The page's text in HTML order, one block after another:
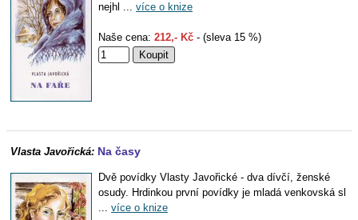
nejhl ... více o knize
Naše cena: 212,- Kč - (sleva 15 %)
Vlasta Javořická: Na časy
Dvě povídky Vlasty Javořické - dva dívčí, ženské
osudy. Hrdinkou první povídky je mladá venkovská sl
... více o knize